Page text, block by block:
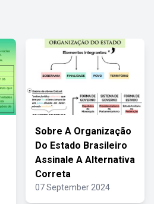
Sobre A Organização
Do Estado Brasileiro
Assinale A Alternativa
Correta
07 September 2024